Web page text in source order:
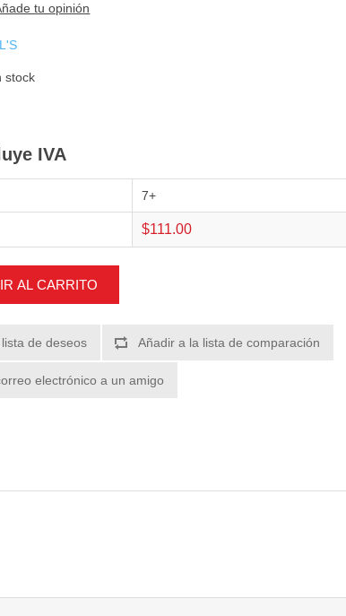
tu opinión
stock
IVA
7+
$111.00
AL CARRITO
de deseos Añadir a la lista de comparación
electrónico a un amigo